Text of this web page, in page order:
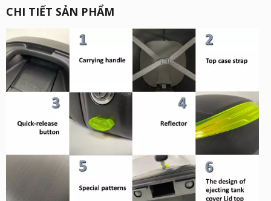
CHI TIẾT SẢN PHẨM